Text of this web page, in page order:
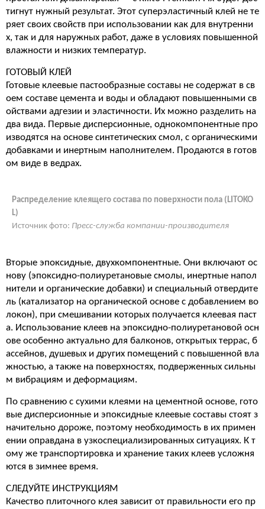
тигнут нужный результат. Этот суперэластичный клей не те
ряет своих свойств при использовании как для внутренни
х, так и для наружных работ, даже в условиях повышенной
влажности и низких температур.
ГОТОВЫЙ КЛЕЙ
Готовые клеевые пастообразные составы не содержат в св
оем составе цемента и воды и обладают повышенными св
ойствами адгезии и эластичности. Их можно разделить на
два вида. Первые дисперсионные, однокомпонентные про
изводятся на основе синтетических смол, с органическими
добавками и инертным наполнителем. Продаются в готов
ом виде в ведрах.
Распределение клеящего состава по поверхности пола (LITOKO
L)
Источник фото: Пресс-служба компании-производителя
Вторые эпоксидные, двухкомпонентные. Они включают ос
нову (эпоксидно-полиуретановые смолы, инертные напол
нители и органические добавки) и специальный отвердите
ль (катализатор на органической основе с добавлением во
локон), при смешивании которых получается клеевая паст
а. Использование клеев на эпоксидно-полиуретановой осн
ове особенно актуально для балконов, открытых террас, б
ассейнов, душевых и других помещений с повышенной вла
жностью, а также на поверхностях, подверженных сильны
м вибрациям и деформациям.
По сравнению с сухими клеями на цементной основе, гото
вые дисперсионные и эпоксидные клеевые составы стоят з
начительно дороже, поэтому необходимость в их примен
ении оправдана в узкоспециализированных ситуациях. К т
ому же транспортировка и хранение таких клеев усложня
ются в зимнее время.
СЛЕДУЙТЕ ИНСТРУКЦИЯМ
Качество плиточного клея зависит от правильности его пр